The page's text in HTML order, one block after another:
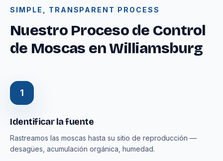
SIMPLE, TRANSPARENT PROCESS
Nuestro Proceso de Control
de Moscas en Williamsburg
1
Identificar la fuente
Rastreamos las moscas hasta su sitio de reproducción —
desagües, acumulación orgánica, humedad.